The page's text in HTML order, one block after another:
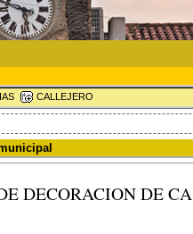
CALLEJERO
DECORACION DE